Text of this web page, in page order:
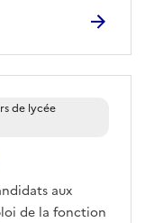
aux
de la fonction
de lycée